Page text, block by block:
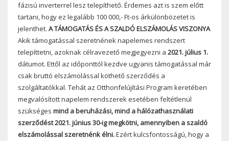
fázisú inverterrel lesz telepíthető. Érdemes azt is szem előtt
tartani, hogy ez legalább 100 000,- Ft-os árkülönbözetet is
jelenthet. A TÁMOGATÁS ÉS A SZALDÓ ELSZÁMOLÁS VISZONYA
Akik támogatással szeretnének napelemes rendszert
telepíttetni, azoknak célravezető megjegyezni a 2021. július 1.
dátumot. Ettől az időponttól kezdve ugyanis támogatással már
csak bruttó elszámolással köthető szerződés a
szolgáltatókkal. Tehát az Otthonfelújítási Program keretében
megvalósított napelem rendszerek esetében feltétlenül
szükséges mind a beruházási, mind a hálózathasználati
szerződést2021. június 30-ig megkötni, amennyiben a szaldó
elszámolással szeretnénk élni.Ezért kulcsfontosságú, hogy a